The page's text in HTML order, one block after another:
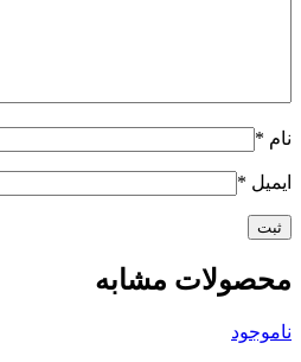
نام *
ایمیل *
محصولات مشابه
ناموجود